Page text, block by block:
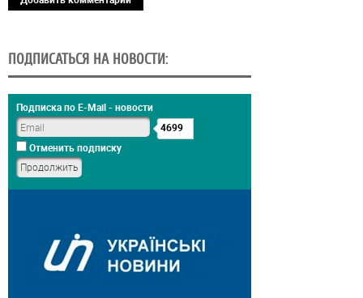
ПОДПИСАТЬСЯ НА НОВОСТИ:
Подписка по E-Mail - новости
4699
Отменить подписку